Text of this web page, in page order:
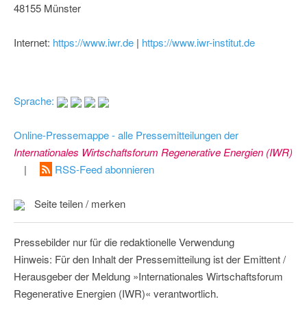
48155 Münster
Internet: https://www.iwr.de | https://www.iwr-institut.de
Sprache:
Online-Pressemappe - alle Pressemitteilungen der
Internationales Wirtschaftsforum Regenerative Energien (IWR)
|
RSS-Feed abonnieren
Seite teilen / merken
Pressebilder nur für die redaktionelle Verwendung
Hinweis: Für den Inhalt der Pressemitteilung ist der Emittent /
Herausgeber der Meldung »Internationales Wirtschaftsforum
Regenerative Energien (IWR)« verantwortlich.